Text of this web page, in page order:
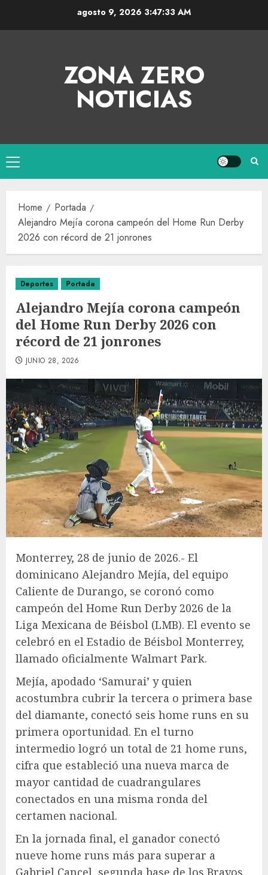
agosto 9, 2026 3:47:34 AM
ZONA ZERO
NOTICIAS
Home
Portada
Alejandro Mejía corona campeón del Home Run Derby
2026 con récord de 21 jonrones
Deportes Portada
Alejandro Mejía corona campeón
del Home Run Derby 2026 con
récord de 21 jonrones
JUNIO 28, 2026
Monterrey, 28 de junio de 2026.- El
dominicano Alejandro Mejía, del equipo
Caliente de Durango, se coronó como
campeón del Home Run Derby 2026 de la
Liga Mexicana de Béisbol (LMB). El evento se
celebró en el Estadio de Béisbol Monterrey,
llamado oficialmente Walmart Park.
Mejía, apodado ‘Samurai’ y quien
acostumbra cubrir la tercera o primera base
del diamante, conectó seis home runs en su
primera oportunidad. En el turno
intermedio logró un total de 21 home runs,
cifra que estableció una nueva marca de
mayor cantidad de cuadrangulares
conectados en una misma ronda del
certamen nacional.
En la jornada final, el ganador conectó
nueve home runs más para superar a
Gabriel Cancel, segunda base de los Bravos